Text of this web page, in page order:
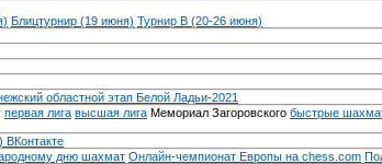
Блицтурнир (19 июня) Турнир B (20-26 июня)
областной этап Белой Ладьи-2021
первая лига высшая лига Мемориал Загоровского быстрые
ВКонтакте
дню шахмат Онлайн-чемпионат Европы на chess.com